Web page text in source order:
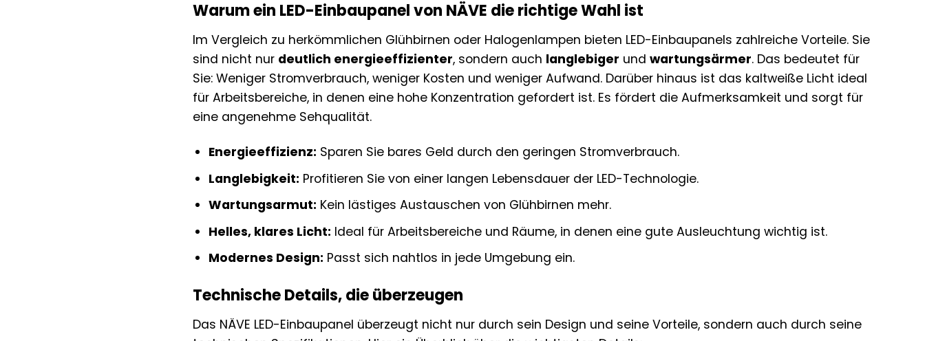
Warum ein LED-Einbaupanel von NÄVE die richtige Wahl ist
Im Vergleich zu herkömmlichen Glühbirnen oder Halogenlampen bieten LED-Einbaupanels zahlreiche Vorteile. Sie
sind nicht nur deutlich energieeffizienter, sondern auch langlebiger undwartungsärmer. Das bedeutet für
Sie: Weniger Stromverbrauch, weniger Kosten und weniger Aufwand. Darüber hinaus ist das kaltweiße Licht ideal
für Arbeitsbereiche, in denen eine hohe Konzentration gefordert ist. Es fördert die Aufmerksamkeit und sorgt für
eine angenehme Sehqualität.
Energieeffizienz: Sparen Sie bares Geld durch den geringen Stromverbrauch.
Langlebigkeit: Profitieren Sie von einer langen Lebensdauer der LED-Technologie.
Wartungsarmut: Kein lästiges Austauschen von Glühbirnen mehr.
Helles, klares Licht: Ideal für Arbeitsbereiche und Räume, in denen eine gute Ausleuchtung wichtig ist.
Modernes Design: Passt sich nahtlos in jede Umgebung ein.
Technische Details, die überzeugen
Das NÄVE LED-Einbaupanel überzeugt nicht nur durch sein Design und seine Vorteile, sondern auch durch seine